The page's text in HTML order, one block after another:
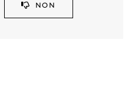
NON